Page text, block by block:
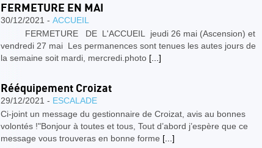
FERMETURE EN MAI
30/12/2021 - ACCUEIL
FERMETURE DE L'ACCUEIL jeudi 26 mai (Ascension) et
vendredi 27 mai Les permanences sont tenues les autes jours de
la semaine soit mardi, mercredi.photo [...]
Rééquipement Croizat
29/12/2021 - ESCALADE
Ci-joint un message du gestionnaire de Croizat, avis au bonnes
volontés !"Bonjour à toutes et tous, Tout d’abord j’espère que ce
message vous trouveras en bonne forme [...]